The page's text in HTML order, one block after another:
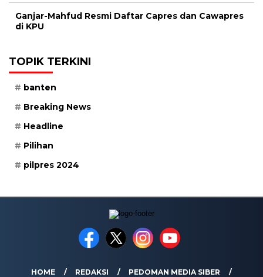
Ganjar-Mahfud Resmi Daftar Capres dan Cawapres
di KPU
TOPIK TERKINI
banten
Breaking News
Headline
Pilihan
pilpres 2024
HOME REDAKSI
PEDOMAN MEDIA SIBER